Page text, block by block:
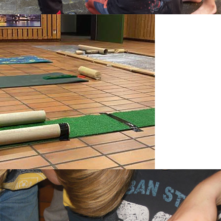
27.08.2023
Jungscharfreizeit
2023
ChurchNight
2022
Jungscharfreizeit
2022
ChurchNight
2021
ChurchNight
2019
175
Jahre
CVJM